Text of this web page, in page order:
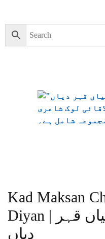
Kad Maksan
Diyan | کد مکسن چھٹیاں قہر
دیاں